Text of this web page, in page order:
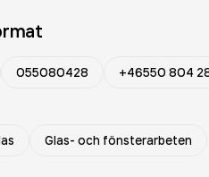
055080428 +46550 804
Glas- och fönsterarbeten